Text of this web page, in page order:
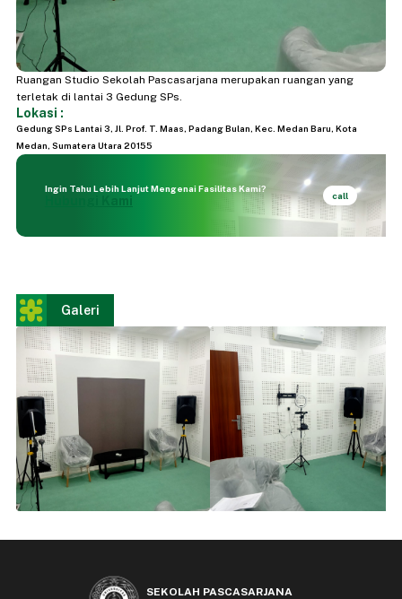
Ruangan Studio Sekolah Pascasarjana merupakan ruangan yang
terletak di lantai 3 Gedung SPs.
Lokasi :
Gedung SPs Lantai 3, Jl. Prof. T. Maas, Padang Bulan, Kec. Medan Baru, Kota
Medan, Sumatera Utara 20155
Ingin Tahu Lebih Lanjut Mengenai Fasilitas Kami?
Hubungi Kami call
Galeri
SEKOLAH PASCASARJANA